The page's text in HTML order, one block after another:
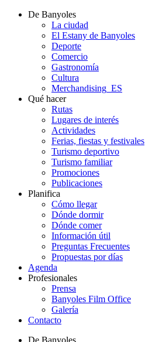
De Banyoles
La ciudad
El Estany de Banyoles
Deporte
Comercio
Gastronomía
Cultura
Merchandising_ES
Qué hacer
Rutas
Lugares de interés
Actividades
Ferias, fiestas y festivales
Turismo deportivo
Turismo familiar
Promociones
Publicaciones
Planifica
Cómo llegar
Dónde dormir
Dónde comer
Información útil
Preguntas Frecuentes
Propuestas por días
Agenda
Profesionales
Prensa
Banyoles Film Office
Galería
Contacto
De Banyoles